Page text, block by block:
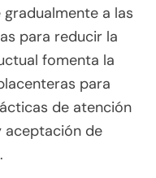
a las
para reducir la
fomenta la
para
de atención
aceptación de